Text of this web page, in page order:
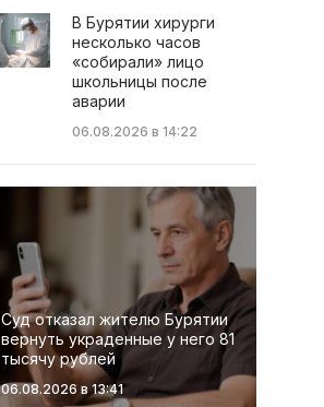
В Бурятии хирурги
несколько часов
«собирали» лицо
школьницы после
аварии
06.08.2026 в 14:22
Суд отказал жителю Бурятии
вернуть украденные у него 81
тысячу рублей
06.08.2026 в 13:41